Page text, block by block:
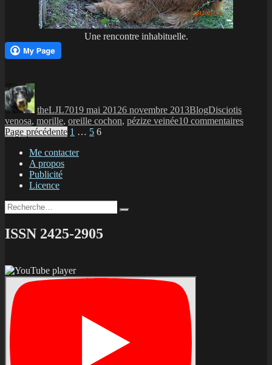
Une rencontre inhabituelle.
Auteur
theLJL7019 mai 20126 novembre 2013BlogDisciotis
venosa, morille, oreille cochon, pézize veinée10 commentairessur
Navigation
des
articles
Page précédente Page
1 … Page
5 Page
6
Me contacter
A propos
Publicité
Licence
Recherche
pour :
ISSN 2425-2905